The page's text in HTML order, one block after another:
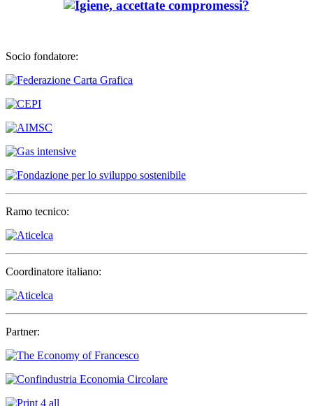
Socio fondatore:
Ramo tecnico:
Coordinatore italiano:
Partner: